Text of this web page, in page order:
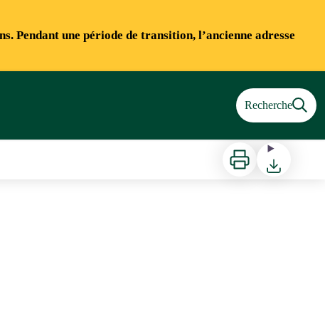
Pendant une période de transition, l’ancienne adresse
Recherche
Imprimer Télécharger